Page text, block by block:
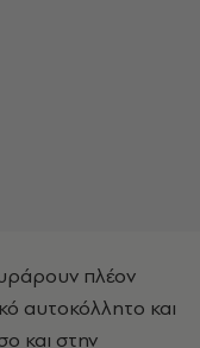
πλέον
αυτοκόλλητο και
και στην